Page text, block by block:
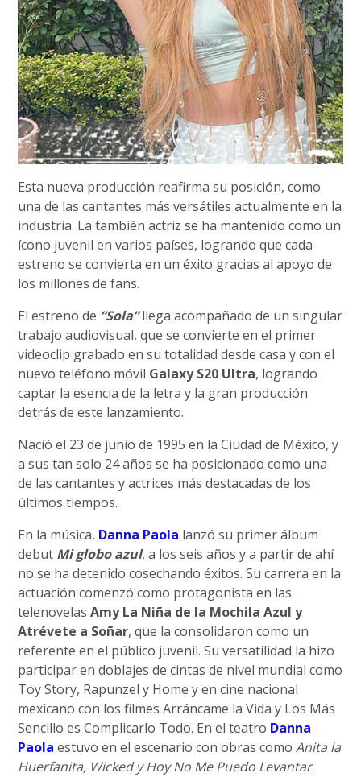
Esta nueva producción reafirma su posición, como
una de las cantantes más versátiles actualmente en la
industria. La también actriz se ha mantenido como un
ícono juvenil en varios países, logrando que cada
estreno se convierta en un éxito gracias al apoyo de
los millones de fans.
El estreno de “Sola”llega acompañado de un singular
trabajo audiovisual, que se convierte en el primer
videoclip grabado en su totalidad desde casa y con el
nuevo teléfono móvil Galaxy S20 Ultra, logrando
captar la esencia de la letra y la gran producción
detrás de este lanzamiento.
Nació el 23 de junio de 1995 en la Ciudad de México, y
a sus tan solo 24 años se ha posicionado como una
de las cantantes y actrices más destacadas de los
últimos tiempos.
En la música, Danna Paola lanzó su primer álbum
debut Mi globo azul, a los seis años y a partir de ahí
no se ha detenido cosechando éxitos. Su carrera en la
actuación comenzó como protagonista en las
telenovelasAmy La Niña de la Mochila Azul y
Atrévete a Soñar, que la consolidaron como un
referente en el público juvenil. Su versatilidad la hizo
participar en doblajes de cintas de nivel mundial como
Toy Story, Rapunzel y Home y en cine nacional
mexicano con los filmes Arráncame la Vida y Los Más
Sencillo es Complicarlo Todo. En el teatro Danna
Paola estuvo en el escenario con obras comoAnita la
Huerfanita, Wicked y Hoy No Me Puedo Levantar.